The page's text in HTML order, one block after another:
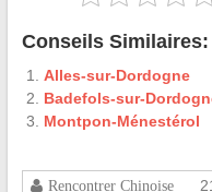
Conseils Similaires:
Alles-sur-Dordogne
Badefols-sur-
Montpon-Ménestérol
Rencontrer Chinoise